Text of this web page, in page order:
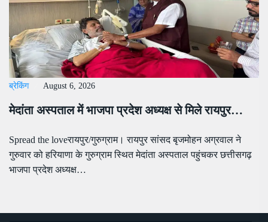
ब्रेकिंग August 6, 2026
मेदांता अस्पताल में भाजपा प्रदेश अध्यक्ष से मिले रायपुर…
Spread the loveरायपुर/गुरुग्राम। रायपुर सांसद बृजमोहन अग्रवाल ने
गुरुवार को हरियाणा के गुरुग्राम स्थित मेदांता अस्पताल पहुंचकर छत्तीसगढ़
भाजपा प्रदेश अध्यक्ष…